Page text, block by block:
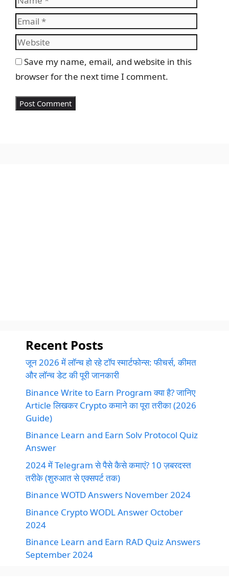
Save my name, email, and website in this
browser for the next time I comment.
Recent Posts
जून 2026 में लॉन्च हो रहे टॉप स्मार्टफोन्स: फीचर्स, कीमत
और लॉन्च डेट की पूरी जानकारी
Binance Write to Earn Program क्या है? जानिए
Article लिखकर Crypto कमाने का पूरा तरीका (2026
Guide)
Binance Learn and Earn Solv Protocol Quiz
Answer
2024 में Telegram से पैसे कैसे कमाएं? 10 ज़बरदस्त
तरीके (शुरुआत से एक्सपर्ट तक)
Binance WOTD Answers November 2024
Binance Crypto WODL Answer October
2024
Binance Learn and Earn RAD Quiz Answers
September 2024